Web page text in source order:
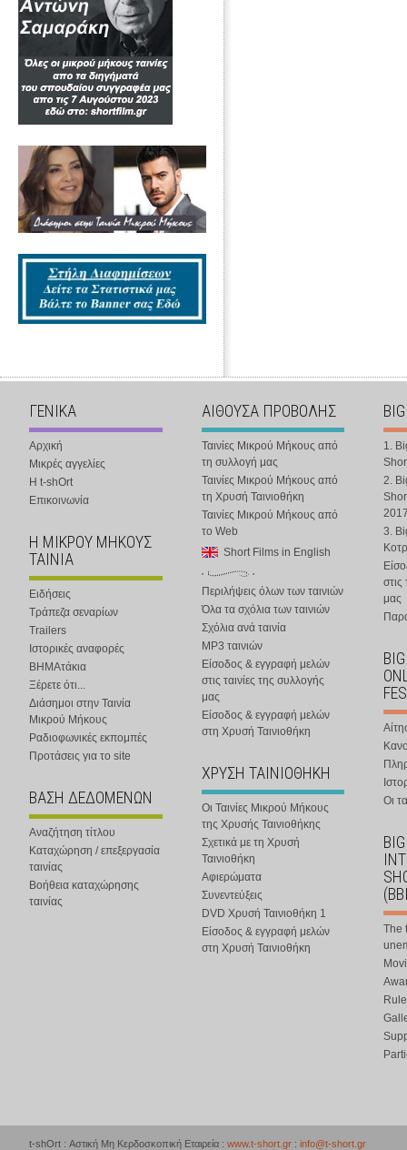
ΓΕΝΙΚΑ
Αρχική
Μικρές αγγελίες
Η t-shOrt
Επικοινωνία
Η ΜΙΚΡΟΥ ΜΗΚΟΥΣ
ΤΑΙΝΙΑ
Ειδήσεις
Τράπεζα σεναρίων
Trailers
Ιστορικές αναφορές
ΒΗΜΑτάκια
Ξέρετε ότι...
Διάσημοι στην Ταινία
Μικρού Μήκους
Ραδιοφωνικές εκπομπές
Προτάσεις για το site
ΒΑΣΗ ΔΕΔΟΜΕΝΩΝ
Αναζήτηση τίτλου
Καταχώρηση / επεξεργασία
ταινίας
Βοήθεια καταχώρησης
ταινίας
ΑΙΘΟΥΣΑ ΠΡΟΒΟΛΗΣ
Ταινίες Μικρού Μήκους από
τη συλλογή μας
Ταινίες Μικρού Μήκους από
τη Χρυσή Ταινιοθήκη
Ταινίες Μικρού Μήκους από
το Web
Short Films in English
Περιλήψεις όλων των ταινιών
Όλα τα σχόλια των ταινιών
Σχόλια ανά ταινία
MP3 ταινιών
Είσοδος & εγγραφή μελών
στις ταινίες της συλλογής
μας
Είσοδος & εγγραφή μελών
στη Χρυσή Ταινιοθήκη
ΧΡΥΣΗ ΤΑΙΝΙΟΘΗΚΗ
Οι Ταινίες Μικρού Μήκους
της Χρυσής Ταινιοθήκης
Σχετικά με τη Χρυσή
Ταινιοθήκη
Αφιερώματα
Συνεντεύξεις
DVD Χρυσή Ταινιοθήκη 1
Είσοδος & εγγραφή μελών
στη Χρυσή Ταινιοθήκη
1.
2.
3.
στις
μας
Οι
The
t-shOrt : Αστική Μη Κερδοσκοπική Εταιρεία : www.t-short.gr : info@t-short.gr